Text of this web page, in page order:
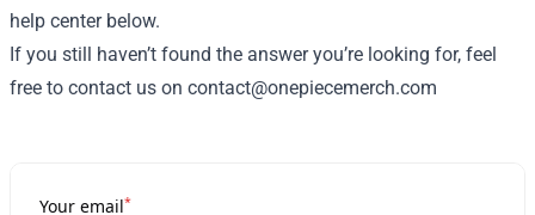
help center below.
If you still haven’t found the answer you’re looking for, feel
free to contact us on contact@onepiecemerch.com